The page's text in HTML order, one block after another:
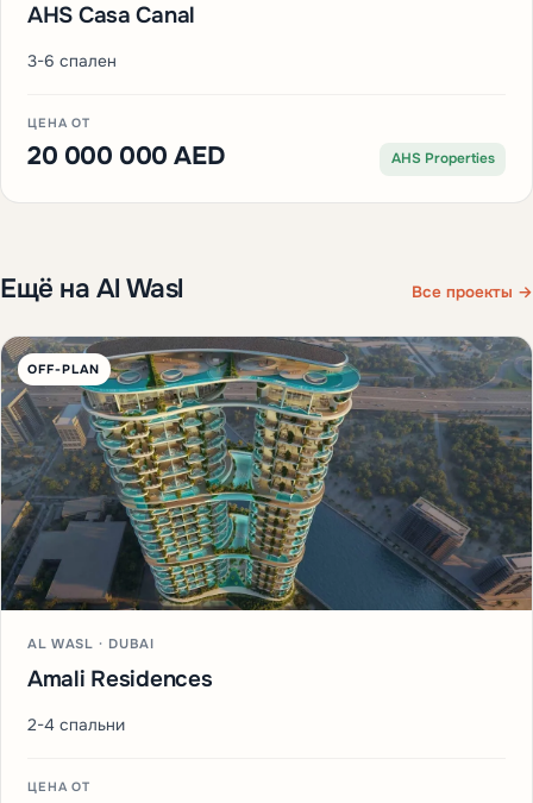
AHS Casa Canal
3-6 спален
ЦЕНА ОТ
20 000 000 AED AHS Properties
Ещё на Al Wasl Все проекты →
OFF-PLAN
AL WASL · DUBAI
Amali Residences
2-4 спальни
ЦЕНА ОТ